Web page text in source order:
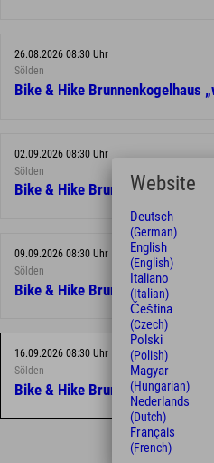
26.08.2026 08:30 Uhr
Sölden
Bike & Hike Brunnenkogelhaus
02.09.2026 08:30 Uhr
Sölden
Bike & Hike Brunnenkogelhaus
09.09.2026 08:30 Uhr
Sölden
Bike & Hike Brunnenkogelhaus
16.09.2026 08:30 Uhr
Sölden
Bike & Hike Brunnenkogelhaus
Website
Deutsch
(German)
English
(English)
Italiano
(Italian)
Čeština
(Czech)
Polski
(Polish)
Magyar
(Hungarian)
Nederlands
(Dutch)
Français
(French)